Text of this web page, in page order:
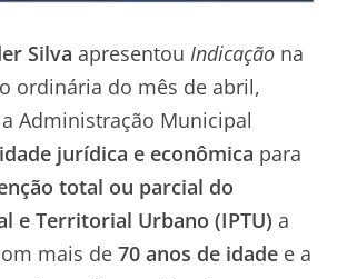
Silva apresentou Indicação na
ordinária do mês de abril,
Administração Municipal
jurídica e econômica para
total ou parcial do
e Territorial Urbano (IPTU) a
mais de 70 anos de idade e a